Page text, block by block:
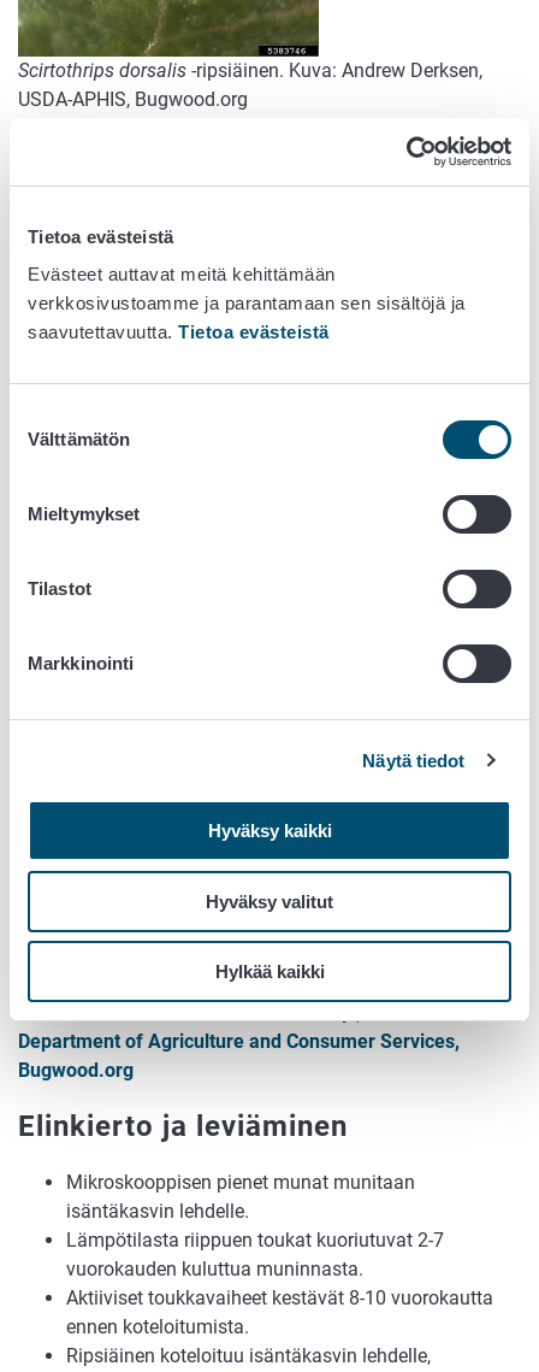
Tietoa evästeistä
Evästeet auttavat meitä kehittämään
verkkosivustoamme ja parantamaan sen sisältöjä ja
saavutettavuutta. Tietoa evästeistä
valinta
Välttämätön
Mieltymykset
Tilastot
Markkinointi
Näytä tiedot
Hyväksy kaikki
Hyväksy valitut
Hylkää kaikki
Scirtothrips dorsalis -ripsiäinen. Kuva: Andrew Derksen,
USDA-APHIS, Bugwood.org
käyttävät ravinnokseen erityisesti nuoria kasvavia
Toukat ja aikuiset kerääntyvät erityisesti lehden
keskisuonen läheisyyteen.
Imentävioituksista johtuen:
Lehdet kiertyvät, niiden koko pienenee ja ne
toukkien jätöksiä.
Runsas esiintymä isäntäkasvilla johtaa kasvin lehtien
ja silmujen haurastumiseen, tämän seurauksena
Ripsiäinen toimii siirtäjähyönteisenä tiettävästi
Ripsiäisen aiheuttamaa vioitusta.
Department of Agriculture and Consumer Services,
Bugwood.org
Elinkierto ja leviäminen
Mikroskooppisen pienet munat munitaan
isäntäkasvin lehdelle.
Lämpötilasta riippuen toukat kuoriutuvat 2-7
vuorokauden kuluttua muninnasta.
Aktiiviset toukkavaiheet kestävät 8-10 vuorokautta
ennen koteloitumista.
Ripsiäinen koteloituu isäntäkasvin lehdelle,